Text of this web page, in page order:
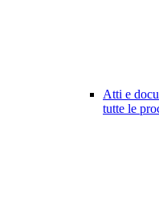
Atti e
tutte le